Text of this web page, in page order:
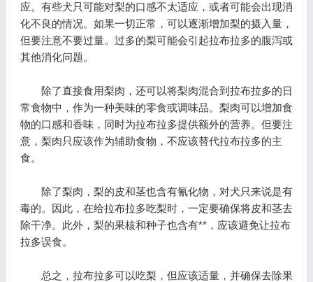
应。有些犬只可能对梨的口感不太适应，或者可能会出现消
化不良的情况。如果一切正常，可以逐渐增加梨的摄入量，
但要注意不要过量。过多的梨可能会引起拉布拉多的腹泻或
其他消化问题。
除了直接食用梨肉，还可以将梨肉混合到拉布拉多的日
常食物中，作为一种美味的零食或调味品。梨肉可以增加食
物的口感和香味，同时为拉布拉多提供额外的营养。但要注
意，梨肉只应该作为辅助食物，不应该替代拉布拉多的主
食。
除了梨肉，梨的皮和茎也含有氰化物，对犬只来说是有
毒的。因此，在给拉布拉多吃梨时，一定要确保将皮和茎去
除干净。此外，梨的果核和种子也含有**，应该避免让拉布
拉多误食。
总之，拉布拉多可以吃梨，但应该适量，并确保去除果